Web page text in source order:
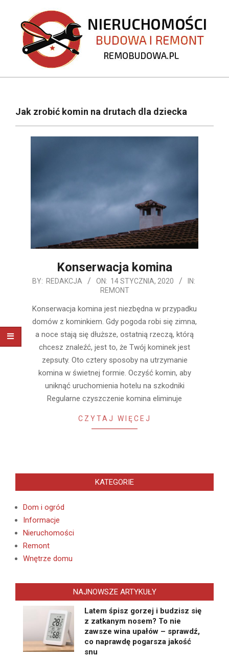
content
REMOBUDOWA.PL
NavigationJak zrobić komin na drutach dla dziecka
Konserwacja komina
2020-
14
BY: REDAKCJA ON: 14 STYCZNIA, 2020
IN:
REMONT
Konserwacja komina jest niezbędna w przypadku
domów z kominkiem. Gdy pogoda robi się zimna,
a noce stają się dłuższe, ostatnią rzeczą, którą
chcesz znaleźć, jest to, że Twój kominek jest
zepsuty. Oto cztery sposoby na utrzymanie
komina w świetnej formie. Oczyść komin, aby
uniknąć uruchomienia hotelu na szkodniki
Regularne czyszczenie komina eliminuje
CZYTAJ WIĘCEJ
KATEGORIE
Dom i ogród
Informacje
Nieruchomości
Remont
Wnętrze domu
NAJNOWSZE ARTYKUŁY
Latem śpisz gorzej i budzisz się
z zatkanym nosem? To nie
zawsze wina upałów – sprawdź,
co naprawdę pogarsza jakość
snu